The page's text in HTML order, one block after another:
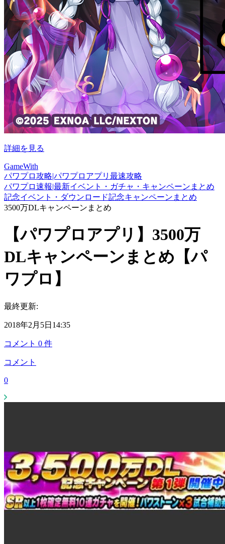
詳細を見る
GameWith
パワプロ攻略|パワプロアプリ最速攻略
パワプロ速報|最新イベント・ガチャ・キャンペーンまとめ
記念イベント・ダウンロード記念キャンペーンまとめ
3500万DLキャンペーンまとめ
【パワプロアプリ】3500万
DLキャンペーンまとめ【パ
ワプロ】
最終更新:
2018年2月5日14:35
コメント 0 件
コメント
0